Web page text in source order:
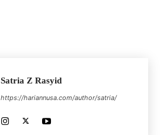
Satria Z Rasyid
https://hariannusa.com/author/satria/